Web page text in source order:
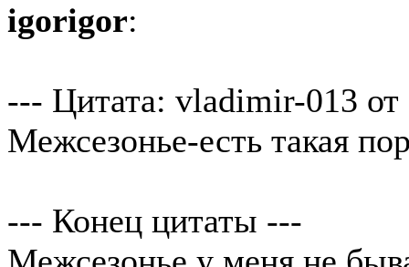
igorigor:
--- Цитата: vladimir-013
Межсезонье-есть такая
--- Конец цитаты ---